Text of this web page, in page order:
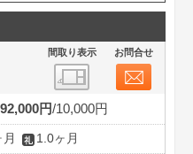
間取り表示 お問合せ
円 10,000円
1.0ヶ月